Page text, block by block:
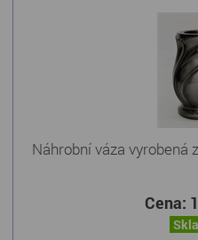
Náhrobní váza vyrobená
Cena: